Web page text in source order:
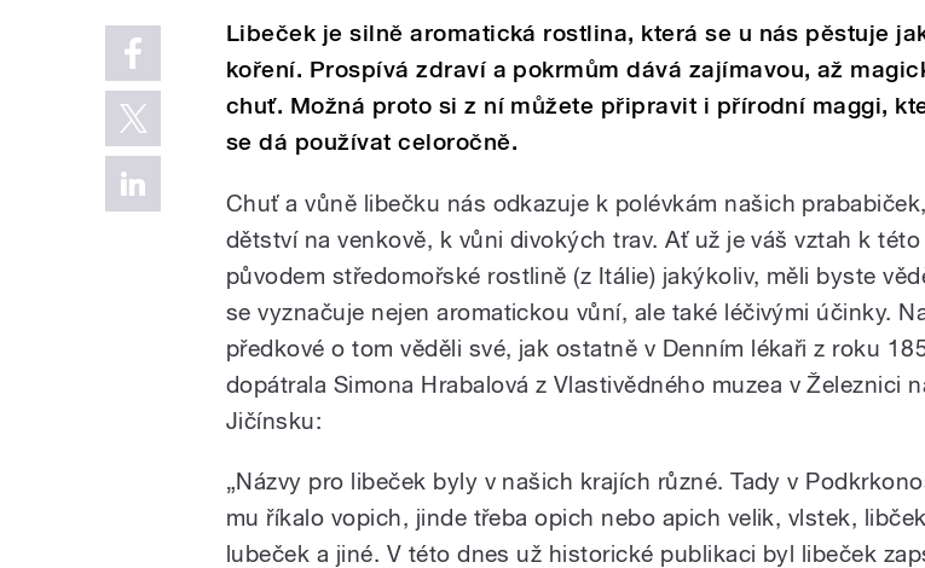
Libeček je silně aromatická rostlina, která se u nás pěstuje
koření. Prospívá zdraví a pokrmům dává zajímavou, až
chuť. Možná proto si z ní můžete připravit i přírodní maggi,
se dá používat celoročně.
Chuť a vůně libečku nás odkazuje k polévkám našich
dětství na venkově, k vůni divokých trav. Ať už je váš vztah k této
původem středomořské rostlině (z Itálie) jakýkoliv, měli byste
se vyznačuje nejen aromatickou vůní, ale také léčivými účinky.
předkové o tom věděli své, jak ostatně v Denním lékaři z roku
dopátrala Simona Hrabalová z Vlastivědného muzea v Železnici
Jičínsku:
„Názvy pro libeček byly v našich krajích různé. Tady v
mu říkalo vopich, jinde třeba opich nebo apich velik, vlstek,
lubeček a jiné. V této dnes už historické publikaci byl libeček